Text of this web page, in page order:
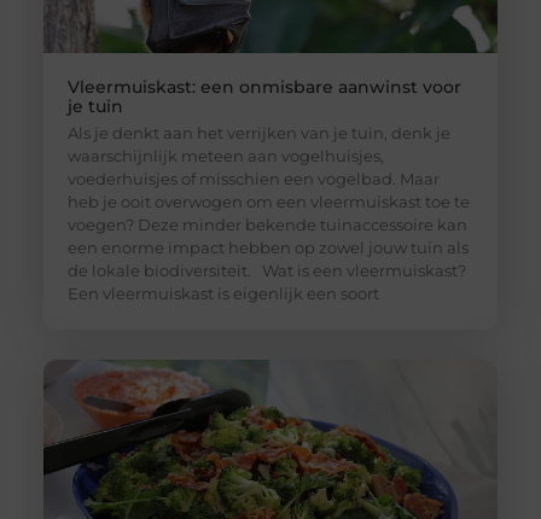
Vleermuiskast: een onmisbare aanwinst voor
je tuin
Als je denkt aan het verrijken van je tuin, denk je
waarschijnlijk meteen aan vogelhuisjes,
voederhuisjes of misschien een vogelbad. Maar
heb je ooit overwogen om een vleermuiskast toe te
voegen? Deze minder bekende tuinaccessoire kan
een enorme impact hebben op zowel jouw tuin als
de lokale biodiversiteit. Wat is een vleermuiskast?
Een vleermuiskast is eigenlijk een soort